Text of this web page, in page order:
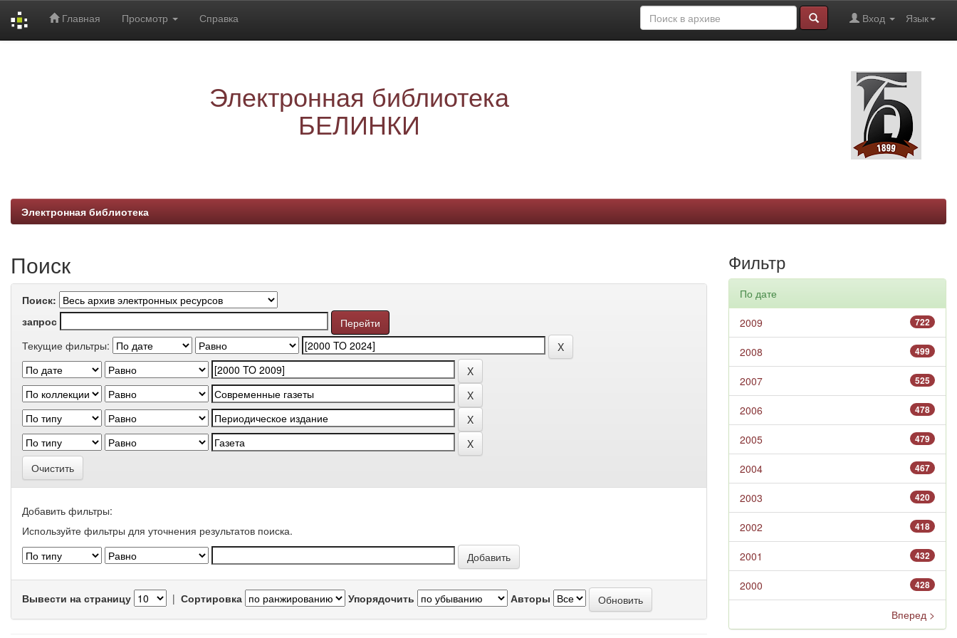
Главная Просмотр Справка Язык
Вход
Электронная библиотека
БЕЛИНКИ
Электронная библиотека
Поиск
Поиск:
запрос
Текущие фильтры:
Очистить
Добавить фильтры:
Используйте фильтры для уточнения результатов поиска.
Вывести на страницу | Сортировка Упорядочить Авторы
Фильтр
По дате
722
2009
499
2008
525
2007
478
2006
479
2005
467
2004
420
2003
418
2002
432
2001
428
2000
Вперед >